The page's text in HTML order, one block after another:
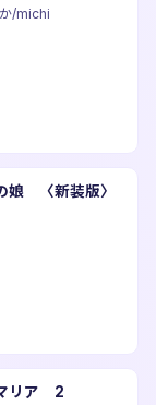
/michi
娘 〈新装版〉
リア 2